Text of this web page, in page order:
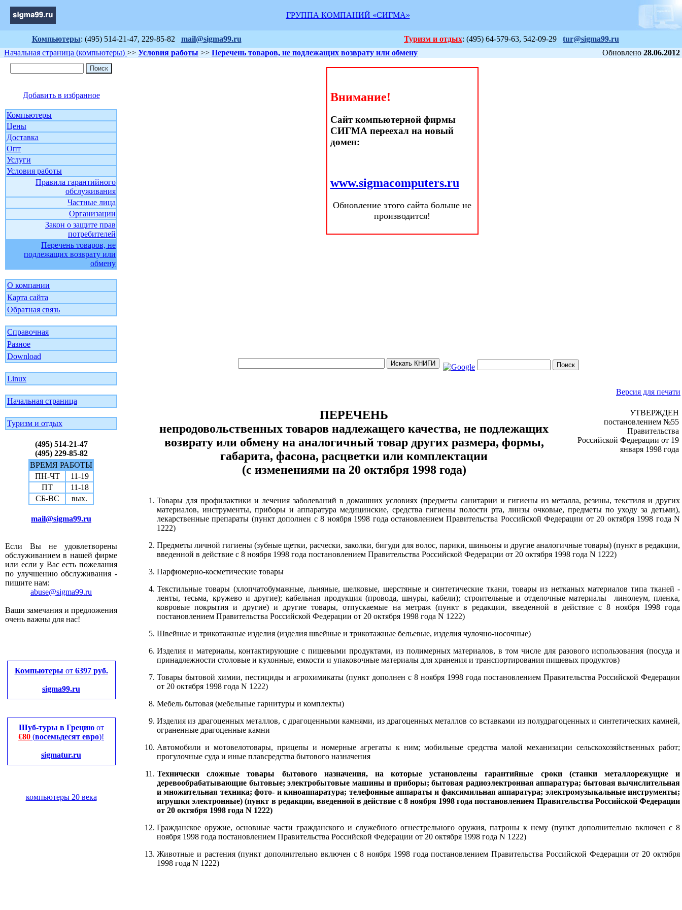
ГРУППА КОМПАНИЙ «СИГМА»
Компьютеры: (495) 514-21-47, 229-85-82 mail@sigma99.ru Туризм и отдых: (495) 64-579-63, 542-09-29 tur@sigma99.ru
Начальная страница (компьютеры) >> Условия работы >> Перечень товаров, не подлежащих возврату или обмену Обновлено 28.06.2012
Добавить в избранное
Компьютеры
Цены
Доставка
Опт
Услуги
Условия работы
Правила гарантийного
обслуживания
Частные лица
Организации
Закон о защите прав
потребителей
Перечень товаров, не
подлежащих возврату или
обмену
О компании
Карта сайта
Обратная связь
Справочная
Разное
Download
Linux
Начальная страница
Туризм и отдых
(495) 514-21-47
(495) 229-85-82
ВРЕМЯ РАБОТЫ
ПН-ЧТ
11-19
ПТ
11-18
СБ-ВС
вых.
mail@sigma99.ru
Если Вы не удовлетворены
обслуживанием в нашей фирме
или если у Вас есть пожелания
по улучшению обслуживания -
пишите нам:
abuse@sigma99.ru
Ваши замечания и предложения
очень важны для нас!
Компьютеры от 6397 руб.
sigma99.ru
Шуб-туры в Грециюот
€80 (восемьдесят евро)!
sigmatur.ru
компьютеры 20 века
Внимание!
Сайт компьютерной фирмы
СИГМА переехал на новый
домен:
www.sigmacomputers.ru
Обновление этого сайта больше не
производится!
Версия для печати
ПЕРЕЧЕНЬ
непродовольственных товаров надлежащего качества, не подлежащих
возврату или обмену на аналогичный товар других размера, формы,
габарита, фасона, расцветки или комплектации
(с изменениями на 20 октября 1998 года)
УТВЕРЖДЕН
постановлением №55
Правительства
Российской Федерации от 19
января 1998 года
Товары для профилактики и лечения заболеваний в домашних условиях (предметы санитарии и гигиены из металла, резины, текстиля и других
материалов, инструменты, приборы и аппаратура медицинские, средства гигиены полости рта, линзы очковые, предметы по уходу за детьми),
лекарственные препараты (пункт дополнен с 8 ноября 1998 года остановлением Правительства Российской Федерации от 20 октября 1998 года N
1222)
Предметы личной гигиены (зубные щетки, расчески, заколки, бигуди для волос, парики, шиньоны и другие аналогичные товары) (пункт в редакции,
введенной в действие с 8 ноября 1998 года постановлением Правительства Российской Федерации от 20 октября 1998 года N 1222)
Парфюмерно-косметические товары
Текстильные товары (хлопчатобумажные, льняные, шелковые, шерстяные и синтетические ткани, товары из нетканых материалов типа тканей -
ленты, тесьма, кружево и другие); кабельная продукция (провода, шнуры, кабели); строительные и отделочные материалы линолеум, пленка,
ковровые покрытия и другие) и другие товары, отпускаемые на метраж (пункт в редакции, введенной в действие с 8 ноября 1998 года
постановлением Правительства Российской Федерации от 20 октября 1998 года N 1222)
Швейные и трикотажные изделия (изделия швейные и трикотажные бельевые, изделия чулочно-носочные)
Изделия и материалы, контактирующие с пищевыми продуктами, из полимерных материалов, в том числе для разового использования (посуда и
принадлежности столовые и кухонные, емкости и упаковочные материалы для хранения и транспортирования пищевых продуктов)
Товары бытовой химии, пестициды и агрохимикаты (пункт дополнен с 8 ноября 1998 года постановлением Правительства Российской Федерации
от 20 октября 1998 года N 1222)
Мебель бытовая (мебельные гарнитуры и комплекты)
Изделия из драгоценных металлов, с драгоценными камнями, из драгоценных металлов со вставками из полудрагоценных и синтетических камней,
ограненные драгоценные камни
Автомобили и мотовелотовары, прицепы и номерные агрегаты к ним; мобильные средства малой механизации сельскохозяйственных работ;
прогулочные суда и иные плавсредства бытового назначения
Технически сложные товары бытового назначения, на которые установлены гарантийные сроки (станки металлорежущие и
деревообрабатывающие бытовые; электробытовые машины и приборы; бытовая радиоэлектронная аппаратура; бытовая вычислительная
и множительная техника; фото- и киноаппаратура; телефонные аппараты и факсимильная аппаратура; электромузыкальные инструменты;
игрушки электронные) (пункт в редакции, введенной в действие с 8 ноября 1998 года постановлением Правительства Российской Федерации
от 20 октября 1998 года N 1222)
Гражданское оружие, основные части гражданского и служебного огнестрельного оружия, патроны к нему (пункт дополнительно включен с 8
ноября 1998 года постановлением Правительства Российской Федерации от 20 октября 1998 года N 1222)
Животные и растения (пункт дополнительно включен с 8 ноября 1998 года постановлением Правительства Российской Федерации от 20 октября
1998 года N 1222)